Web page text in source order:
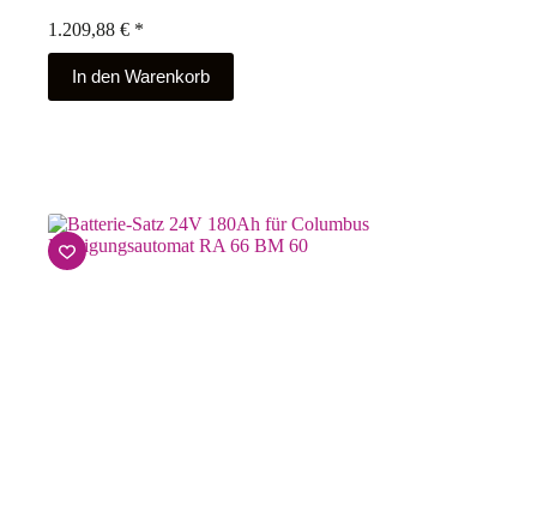
1.209,88 € *
In den Warenkorb